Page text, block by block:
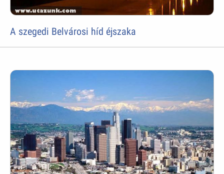
A szegedi Belvárosi híd éjszaka